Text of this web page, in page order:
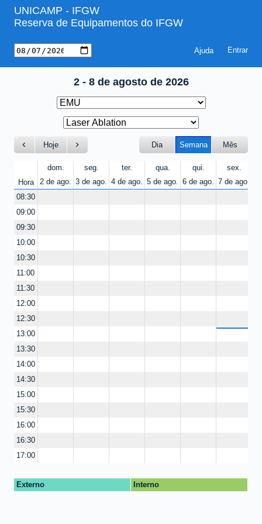
UNICAMP - IFGW
Reserva de Equipamentos do IFGW
Ajuda
2 - 8 de agosto de 2026
Hoje Dia Semana Mês
dom. seg. ter. qua. qui.
sex.
Hora
2 de ago. 3 de ago. 4 de ago. 5 de ago. 6 de ago. 7 de ago.
08:30
09:00
09:30
10:00
10:30
11:00
11:30
12:00
12:30
13:00
13:30
14:00
14:30
15:00
15:30
16:00
16:30
17:00
Externo Interno